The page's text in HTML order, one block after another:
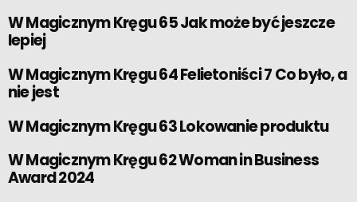
W Magicznym Kręgu 65 Jak może być jeszcze
lepiej
W Magicznym Kręgu 64 Felietoniści 7 Co było, a
nie jest
W Magicznym Kręgu 63 Lokowanie produktu
W Magicznym Kręgu 62 Woman in Business
Award 2024